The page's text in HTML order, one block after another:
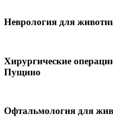
Неврология для
Хирургические
Пущино
Офтальмология для